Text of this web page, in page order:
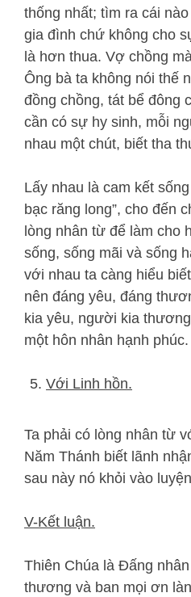
thống nhất; tìm ra cái
gia đình chứ không cho
là hơn thua. Vợ chồng
Ông bà ta không nói thế
đồng chồng, tát bể đông
cần có sự hy sinh, mỗi
nhau một chút, biết tha
Lấy nhau là cam kết
bạc răng long”, cho đến
lòng nhân từ để làm cho
sống, sống mãi và sống
với nhau ta càng hiểu
nên đáng yêu, đáng
kia yêu, người kia
một hôn nhân hạnh phúc.
Với Linh hồn.
Ta phải có lòng nhân từ
Năm Thánh biết lãnh
sau này nó khỏi vào
V-Kết luận.
Thiên Chúa là Đấng
thương và ban mọi ơn